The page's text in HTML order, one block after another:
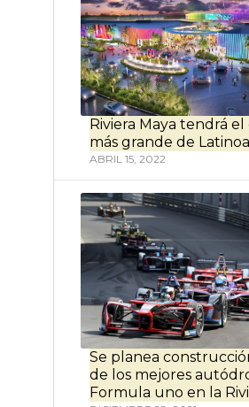
Riviera Maya tendrá
más grande de
ABRIL 15, 2022
Se planea
de los mejores
Formula uno en la